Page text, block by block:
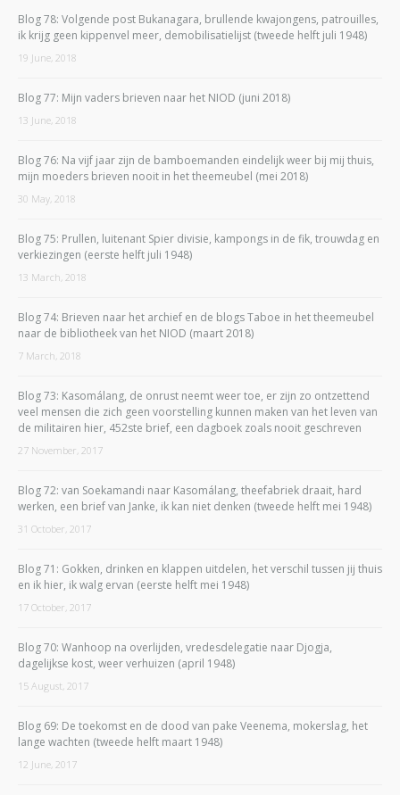
Blog 78: Volgende post Bukanagara, brullende kwajongens, patrouilles,
ik krijg geen kippenvel meer, demobilisatielijst (tweede helft juli 1948)
19 June, 2018
Blog 77: Mijn vaders brieven naar het NIOD (juni 2018)
13 June, 2018
Blog 76: Na vijf jaar zijn de bamboemanden eindelijk weer bij mij thuis,
mijn moeders brieven nooit in het theemeubel (mei 2018)
30 May, 2018
Blog 75: Prullen, luitenant Spier divisie, kampongs in de fik, trouwdag en
verkiezingen (eerste helft juli 1948)
13 March, 2018
Blog 74: Brieven naar het archief en de blogs Taboe in het theemeubel
naar de bibliotheek van het NIOD (maart 2018)
7 March, 2018
Blog 73: Kasomálang, de onrust neemt weer toe, er zijn zo ontzettend
veel mensen die zich geen voorstelling kunnen maken van het leven van
de militairen hier, 452ste brief, een dagboek zoals nooit geschreven
27 November, 2017
Blog 72: van Soekamandi naar Kasomálang, theefabriek draait, hard
werken, een brief van Janke, ik kan niet denken (tweede helft mei 1948)
31 October, 2017
Blog 71: Gokken, drinken en klappen uitdelen, het verschil tussen jij thuis
en ik hier, ik walg ervan (eerste helft mei 1948)
17 October, 2017
Blog 70: Wanhoop na overlijden, vredesdelegatie naar Djogja,
dagelijkse kost, weer verhuizen (april 1948)
15 August, 2017
Blog 69: De toekomst en de dood van pake Veenema, mokerslag, het
lange wachten (tweede helft maart 1948)
12 June, 2017